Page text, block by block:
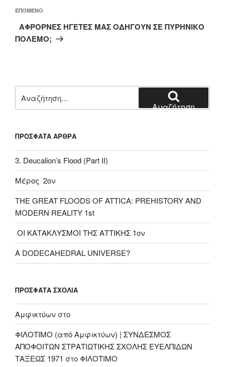
Επόμενο
άρθρο
ΕΠΌΜΕΝΟ
ΑΦΡΟΡΝΕΣ ΗΓΕΤΕΣ ΜΑΣ ΟΔΗΓΟΥΝ ΣΕ ΠΥΡΗΝΙΚΟ
ΠΟΛΕΜΟ;
για:
Αναζήτηση
ΠΡΌΣΦΑΤΑ ΆΡΘΡΑ
3. Deucalion’s Flood (Part II)
Μέρος 2ον
THE GREAT FLOODS OF ATTICA: PREHISTORY AND
MODERN REALITY 1st
ΟΙ ΚΑΤΑΚΛΥΣΜΟΙ ΤΗΣ ΑΤΤΙΚΗΣ 1ον
A DODECAHEDRAL UNIVERSE?
ΠΡΌΣΦΑΤΑ ΣΧΌΛΙΑ
Αμφικτύων στο
ΦΙΛΟΤΙΜΟ (από Αμφικτύων) | ΣΥΝΔΕΣΜΟΣ
ΑΠΟΦΟΙΤΩΝ ΣΤΡΑΤΙΩΤΙΚΗΣ ΣΧΟΛΗΣ ΕΥΕΛΠΙΔΩΝ
ΤΑΞΕΩΣ 1971 στο ΦΙΛΟΤΙΜΟ